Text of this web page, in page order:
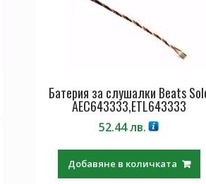
Батерия за слушалки Beats
AEC643333,ETL643333
52.44лв.
Добавяне в количката